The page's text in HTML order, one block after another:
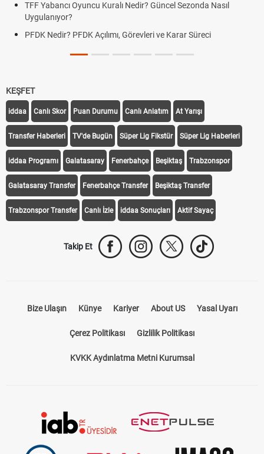
TFF Yabancı Oyuncu Kuralı Nedir? Güncel Sezonda Nasıl
Uygulanıyor?
PFDK Nedir? PFDK Açılımı, Görevleri ve Karar Süreci
KEŞFET
iddaa Canlı Skor Puan Durumu Canlı Anlatım At Yarışı
Transfer Haberleri TV'de Bugün Süper Lig Fikstür Süper Lig Haberleri
iddaa Programı Galatasaray Fenerbahçe Beşiktaş Trabzonspor
Galatasaray Transfer Fenerbahçe Transfer Beşiktaş Transfer
Trabzonspor Transfer Canlı İzle iddaa Sonuçları Aktif Sayaç
Takip Et
Bize Ulaşın Künye Kariyer About US Yasal Uyarı
Çerez Politikası Gizlilik Politikası
KVKK Aydınlatma Metni Kurumsal